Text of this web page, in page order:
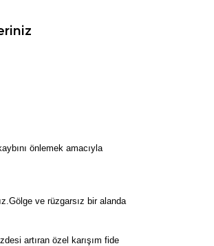
önlemek amacıyla
ve rüzgarsız bir alanda
artıran özel karışım fide